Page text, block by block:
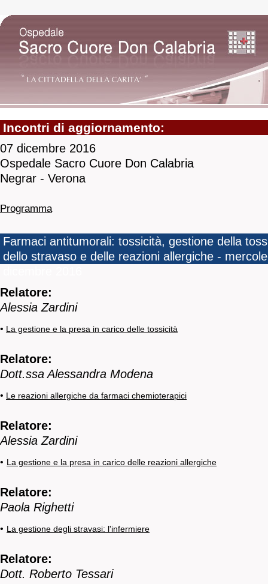
Incontri di aggiornamento:
07 dicembre 2016
Ospedale Sacro Cuore Don Calabria
Negrar - Verona
Programma
Farmaci antitumorali: tossicità, gestione della
dello stravaso e delle reazioni allergiche -
Relatore:
Alessia Zardini
• La gestione e la presa in carico delle tossicità
Relatore:
Dott.ssa Alessandra Modena
• Le reazioni allergiche da farmaci chemioterapici
Relatore:
Alessia Zardini
• La gestione e la presa in carico delle reazioni allergiche
Relatore:
Paola Righetti
• La gestione degli stravasi: l'infermiere
Relatore:
Dott. Roberto Tessari